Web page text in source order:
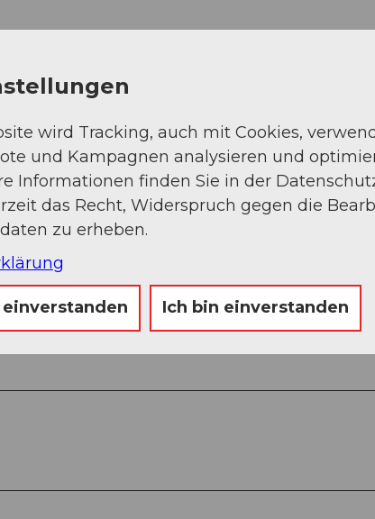
Okt Nov Dez
wird Tracking, auch mit Cookies,
und Kampagnen analysieren und
Informationen finden Sie in der
das Recht, Widerspruch gegen die
zu erheben.
Ich bin einverstanden